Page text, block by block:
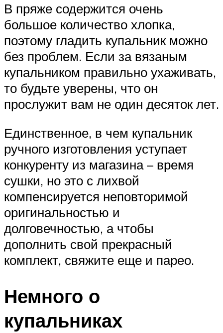
В пряже содержится очень
большое количество хлопка,
поэтому гладить купальник можно
без проблем. Если за вязаным
купальником правильно ухаживать,
то будьте уверены, что он
прослужит вам не один десяток лет.
Единственное, в чем купальник
ручного изготовления уступает
конкуренту из магазина – время
сушки, но это с лихвой
компенсируется неповторимой
оригинальностью и
долговечностью, а чтобы
дополнить свой прекрасный
комплект, свяжите еще и парео.
Немного о
купальниках